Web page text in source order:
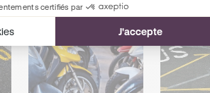
certifiés par
J'accepte